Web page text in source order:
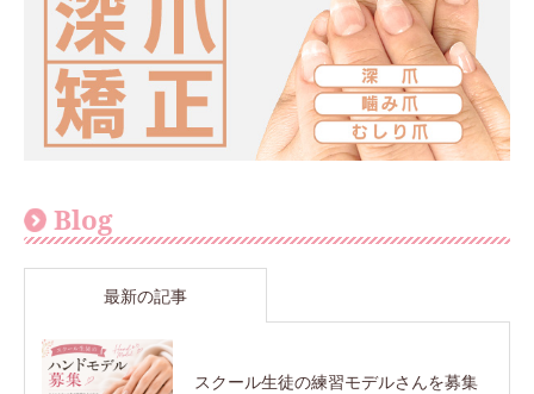
Blog
最新の記事
スクール生徒の練習モデルさんを募集